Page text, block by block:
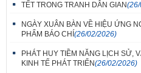
TẾT TRONG TRANH DÂN GIAN
NGÀY XUÂN BÀN VỀ HIỆU ỨNG
PHẨM BÁO CHÍ (26/02/2026)
PHÁT HUY TIỀM NĂNG LỊCH SỬ,
KINH TẾ PHÁT TRIỂN(26/02/2026)